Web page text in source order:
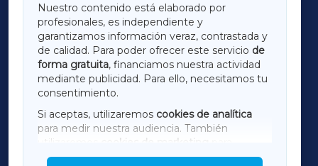
Nuestro contenido está elaborado por
profesionales, es independiente y
garantizamos información veraz, contrastada y
de calidad. Para poder ofrecer este servicio de
forma gratuita, financiamos nuestra actividad
mediante publicidad. Para ello, necesitamos tu
consentimiento.
Si aceptas, utilizaremos cookies de analítica
para medir nuestra audiencia. También
utilizaremos
cookies de marketing
mostrar publicidad de terceros.
LUGOXA
TERRACHAXA
AMARIÑAXA